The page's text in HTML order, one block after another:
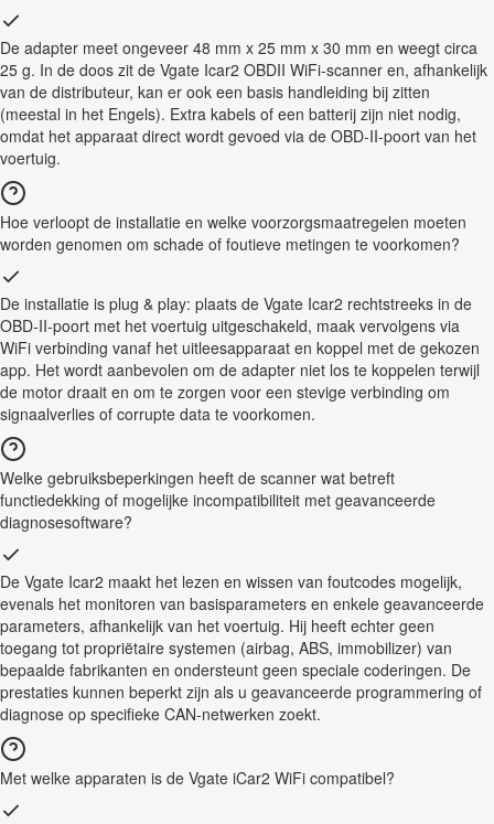
De adapter meet ongeveer 48 mm x 25 mm x 30 mm en weegt circa
25 g. In de doos zit de Vgate Icar2 OBDII WiFi-scanner en, afhankelijk
van de distributeur, kan er ook een basis handleiding bij zitten
(meestal in het Engels). Extra kabels of een batterij zijn niet nodig,
omdat het apparaat direct wordt gevoed via de OBD-II-poort van het
voertuig.
Hoe verloopt de installatie en welke voorzorgsmaatregelen moeten
worden genomen om schade of foutieve metingen te voorkomen?
De installatie is plug & play: plaats de Vgate Icar2 rechtstreeks in de
OBD-II-poort met het voertuig uitgeschakeld, maak vervolgens via
WiFi verbinding vanaf het uitleesapparaat en koppel met de gekozen
app. Het wordt aanbevolen om de adapter niet los te koppelen terwijl
de motor draait en om te zorgen voor een stevige verbinding om
signaalverlies of corrupte data te voorkomen.
Welke gebruiksbeperkingen heeft de scanner wat betreft
functiedekking of mogelijke incompatibiliteit met geavanceerde
diagnosesoftware?
De Vgate Icar2 maakt het lezen en wissen van foutcodes mogelijk,
evenals het monitoren van basisparameters en enkele geavanceerde
parameters, afhankelijk van het voertuig. Hij heeft echter geen
toegang tot propriëtaire systemen (airbag, ABS, immobilizer) van
bepaalde fabrikanten en ondersteunt geen speciale coderingen. De
prestaties kunnen beperkt zijn als u geavanceerde programmering of
diagnose op specifieke CAN-netwerken zoekt.
Met welke apparaten is de Vgate iCar2 WiFi compatibel?